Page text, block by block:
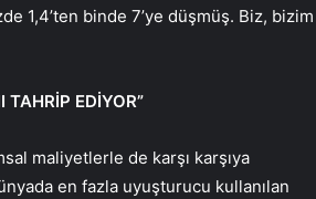
1,4’ten binde 7’ye düşmüş. Biz, bizim
EDİYOR”
maliyetlerle de karşı karşıya
en fazla uyuşturucu kullanılan